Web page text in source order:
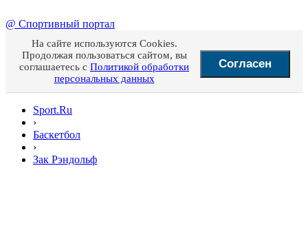
@ Спортивный портал
На сайте используются Cookies.
Продолжая пользоваться сайтом, вы
соглашаетесь с Политикой обработки
персональных данных
Согласен
Sport.Ru
›
Баскетбол
›
Зак Рэндольф